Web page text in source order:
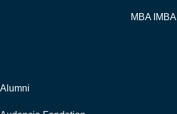
MBA IMBA
Alumni